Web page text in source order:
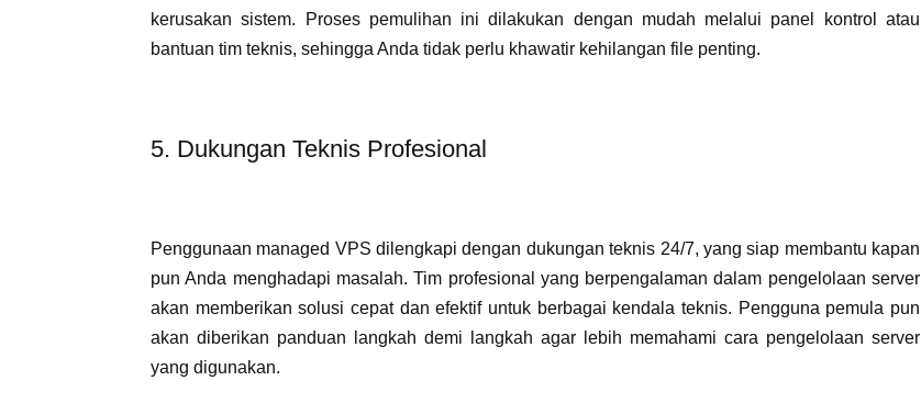
kerusakan sistem. Proses pemulihan ini dilakukan dengan mudah melalui panel kontrol atau
bantuan tim teknis, sehingga Anda tidak perlu khawatir kehilangan file penting.
5. Dukungan Teknis Profesional
Penggunaan managed VPS dilengkapi dengan dukungan teknis 24/7, yang siap membantu kapan
pun Anda menghadapi masalah. Tim profesional yang berpengalaman dalam pengelolaan server
akan memberikan solusi cepat dan efektif untuk berbagai kendala teknis. Pengguna pemula pun
akan diberikan panduan langkah demi langkah agar lebih memahami cara pengelolaan server
yang digunakan.